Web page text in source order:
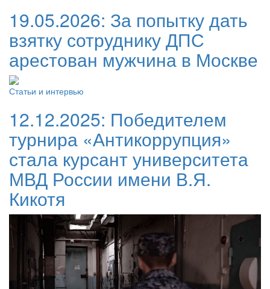
19.05.2026: За попытку дать
взятку сотруднику ДПС
арестован мужчина в Москве
Статьи и интервью
12.12.2025: Победителем
турнира «Антикоррупция»
стала курсант университета
МВД России имени В.Я.
Кикотя